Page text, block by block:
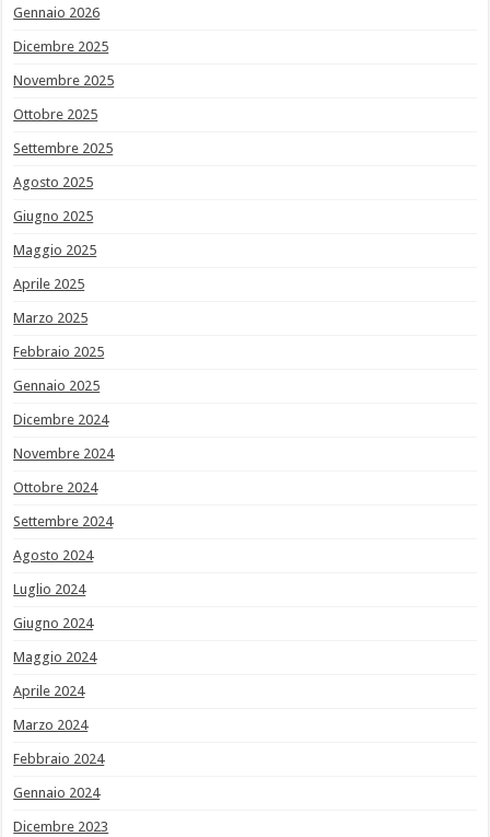
Gennaio 2026
Dicembre 2025
Novembre 2025
Ottobre 2025
Settembre 2025
Agosto 2025
Giugno 2025
Maggio 2025
Aprile 2025
Marzo 2025
Febbraio 2025
Gennaio 2025
Dicembre 2024
Novembre 2024
Ottobre 2024
Settembre 2024
Agosto 2024
Luglio 2024
Giugno 2024
Maggio 2024
Aprile 2024
Marzo 2024
Febbraio 2024
Gennaio 2024
Dicembre 2023